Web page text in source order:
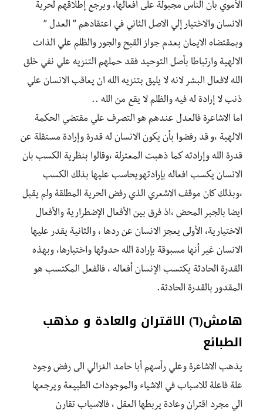
الأموي بأن الناس مجبولة على أفعالها، ويرجع إطلاقهم لحرية
الانسان والاختيار إلي الاصل الثاني في اعتقادهم ” العدل ”
وبمقتضاه الايمان بعدم جواز القبح والجور والظلم علي الذات
الالهية وارتباطا بأصل التوحيد فقد حملهم التنزيه علي نفي خلق
الله لافعال البشر لانه لا يليق بتنزيه الله ان يعاقب الانسان علي
ذنب لا إرادة له فيه والظلم لا يقع من الله ..
اما الاشاعرة فالعدل عندهم هو التصرف علي مقتضي الحكمة
الالهية ،و قد رفضوا بأن يكون الانسان له قدرة وإرادة مستقلة عن
قدرة الله وإرادته كما ذهبت المعتزلة ،وقالوا بنظرية الكسب بان
الانسان يكسب افعاله بإرادتهويحاسب عليها بذلك الكسب
،وبذلك كان موقف الاشعري الذي رفض الحرية المطلقة ولم يقبل
ايضا بالجبر المحض ،اذ فرق بين الأفعال الإضطرارية والأفعال
الاختيارية، الأولى يعجز الانسان عن ردها ، والثانية يقدر عليها
الانسان غير أنها مسبوقة بإرادة الله حدوثها واختيارها، وبهذه
القدرة الحادثة يكتسب الإنسان أفعاله ، فالفعل المكتسب هو
المقدور بالقدرة الحادثة.
هامش(٦) الاقتران والعادة و مذهب
الطبائع
يذهب الاشاعرة وعلي رأسهم أبا حامد الغزالي الى رفض وجود
علة فاعلة للاسباب في الاشياء والموجودات الطبيعة ويرجعها
الي مجرد اقتران وعادة يربطها العقل ، فالاسباب تقارن